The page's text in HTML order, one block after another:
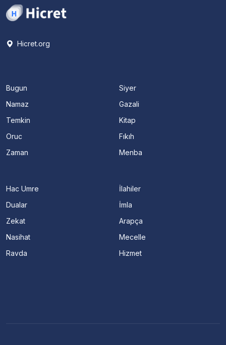
Hicret.org
Bugun
Namaz
Temkin
Oruc
Zaman
Siyer
Gazali
Kitap
Fıkıh
Menba
Hac Umre
Dualar
Zekat
Nasihat
Ravda
İlahiler
İmla
Arapça
Mecelle
Hizmet